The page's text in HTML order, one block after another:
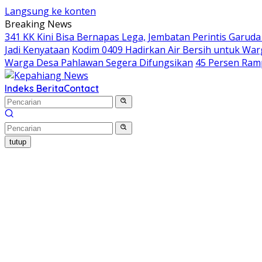
Langsung ke konten
Breaking News
341 KK Kini Bisa Bernapas Lega, Jembatan Perintis
Jadi Kenyataan Kodim 0409 Hadirkan Air Bersih untuk
Warga Desa Pahlawan Segera Difungsikan 45 Persen
Indeks BeritaContact
tutup